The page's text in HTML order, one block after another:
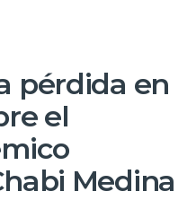
pérdida en
el
Medina